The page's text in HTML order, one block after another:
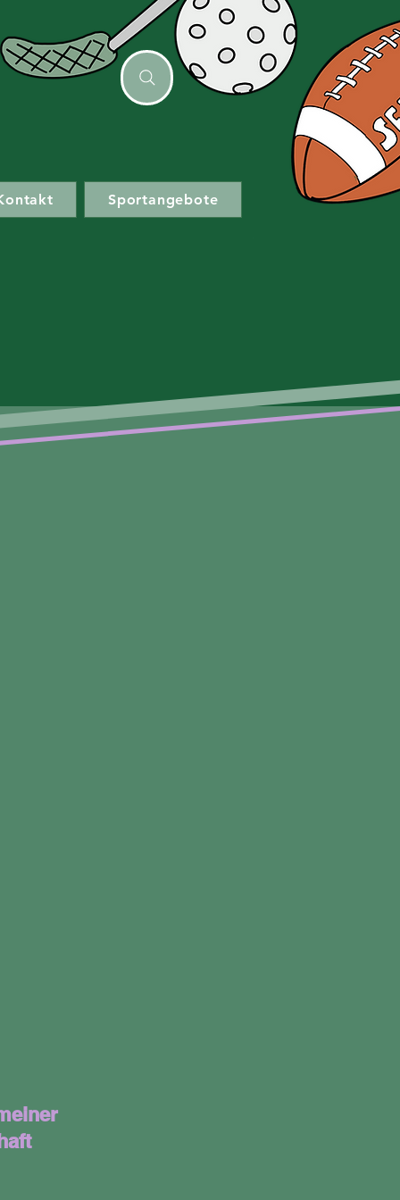
Sportangebote